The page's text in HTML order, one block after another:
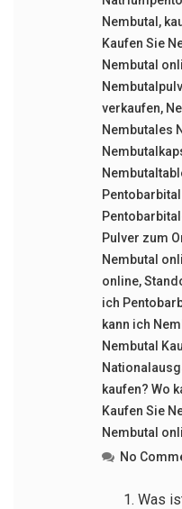
Nembutal ,
Kaufen Sie
Nembutal
verkaufen,
Nembutales
Pulver zum
Nembutal
online,
ich
kann ich
Nembutal
kaufen? Wo
Kaufen Sie
Nembutal
No
Was